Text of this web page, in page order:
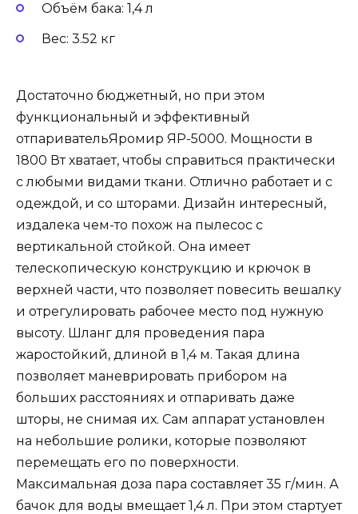
Объём бака: 1,4 л
Вес: 3.52 кг
Достаточно бюджетный, но при этом
функциональный и эффективный
отпаривательЯромир ЯР-5000. Мощности в
1800 Вт хватает, чтобы справиться практически
с любыми видами ткани. Отлично работает и с
одеждой, и со шторами. Дизайн интересный,
издалека чем-то похож на пылесос с
вертикальной стойкой. Она имеет
телескопическую конструкцию и крючок в
верхней части, что позволяет повесить вешалку
и отрегулировать рабочее место под нужную
высоту. Шланг для проведения пара
жаростойкий, длиной в 1,4 м. Такая длина
позволяет маневрировать прибором на
больших расстояниях и отпаривать даже
шторы, не снимая их. Сам аппарат установлен
на небольшие ролики, которые позволяют
перемещать его по поверхности.
Максимальная доза пара составляет 35 г/мин. А
бачок для воды вмещает 1,4 л. При этом стартует